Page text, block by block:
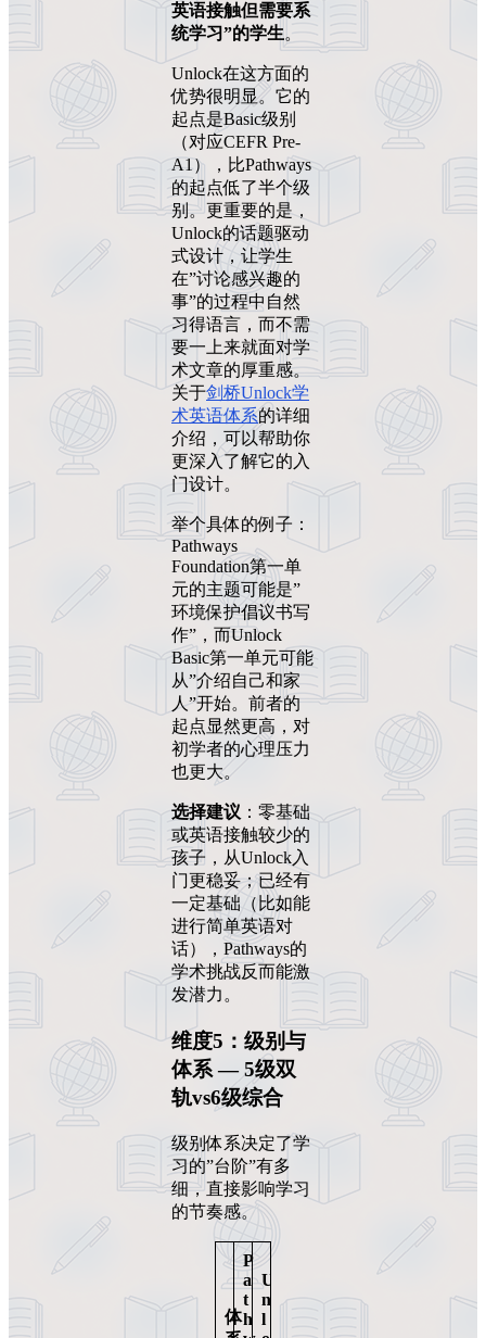
英语接触但需要系
统学习”的学生。
Unlock在这方面的
优势很明显。它的
起点是Basic级别
（对应CEFR Pre-
A1），比Pathways
的起点低了半个级
别。更重要的是，
Unlock的话题驱动
式设计，让学生
在”讨论感兴趣的
事”的过程中自然
习得语言，而不需
要一上来就面对学
术文章的厚重感。
关于剑桥Unlock学
术英语体系的详细
介绍，可以帮助你
更深入了解它的入
门设计。
举个具体的例子：
Pathways
Foundation第一单
元的主题可能是”
环境保护倡议书写
作”，而Unlock
Basic第一单元可能
从”介绍自己和家
人”开始。前者的
起点显然更高，对
初学者的心理压力
也更大。
选择建议 ：零基础
或英语接触较少的
孩子，从Unlock入
门更稳妥；已经有
一定基础（比如能
进行简单英语对
话），Pathways的
学术挑战反而能激
发潜力。
维度5：级别与
体系 — 5级双
轨vs6级综合
级别体系决定了学
习的”台阶”有多
细，直接影响学习
的节奏感。
体
P
a
t
h
U
n
l